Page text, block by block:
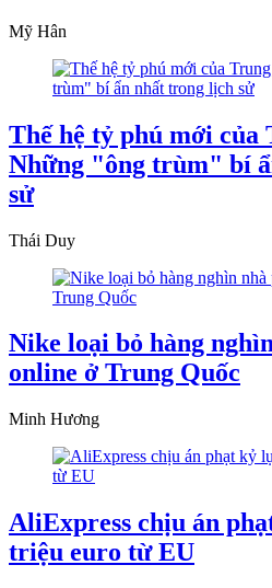
Mỹ Hân
Thế hệ tỷ phú mới của
Những "ông trùm" bí
sử
Thái Duy
Nike loại bỏ hàng
online ở Trung Quốc
Minh Hương
AliExpress chịu án
triệu euro từ EU